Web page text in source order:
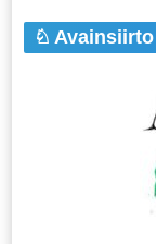
Avainsiirto